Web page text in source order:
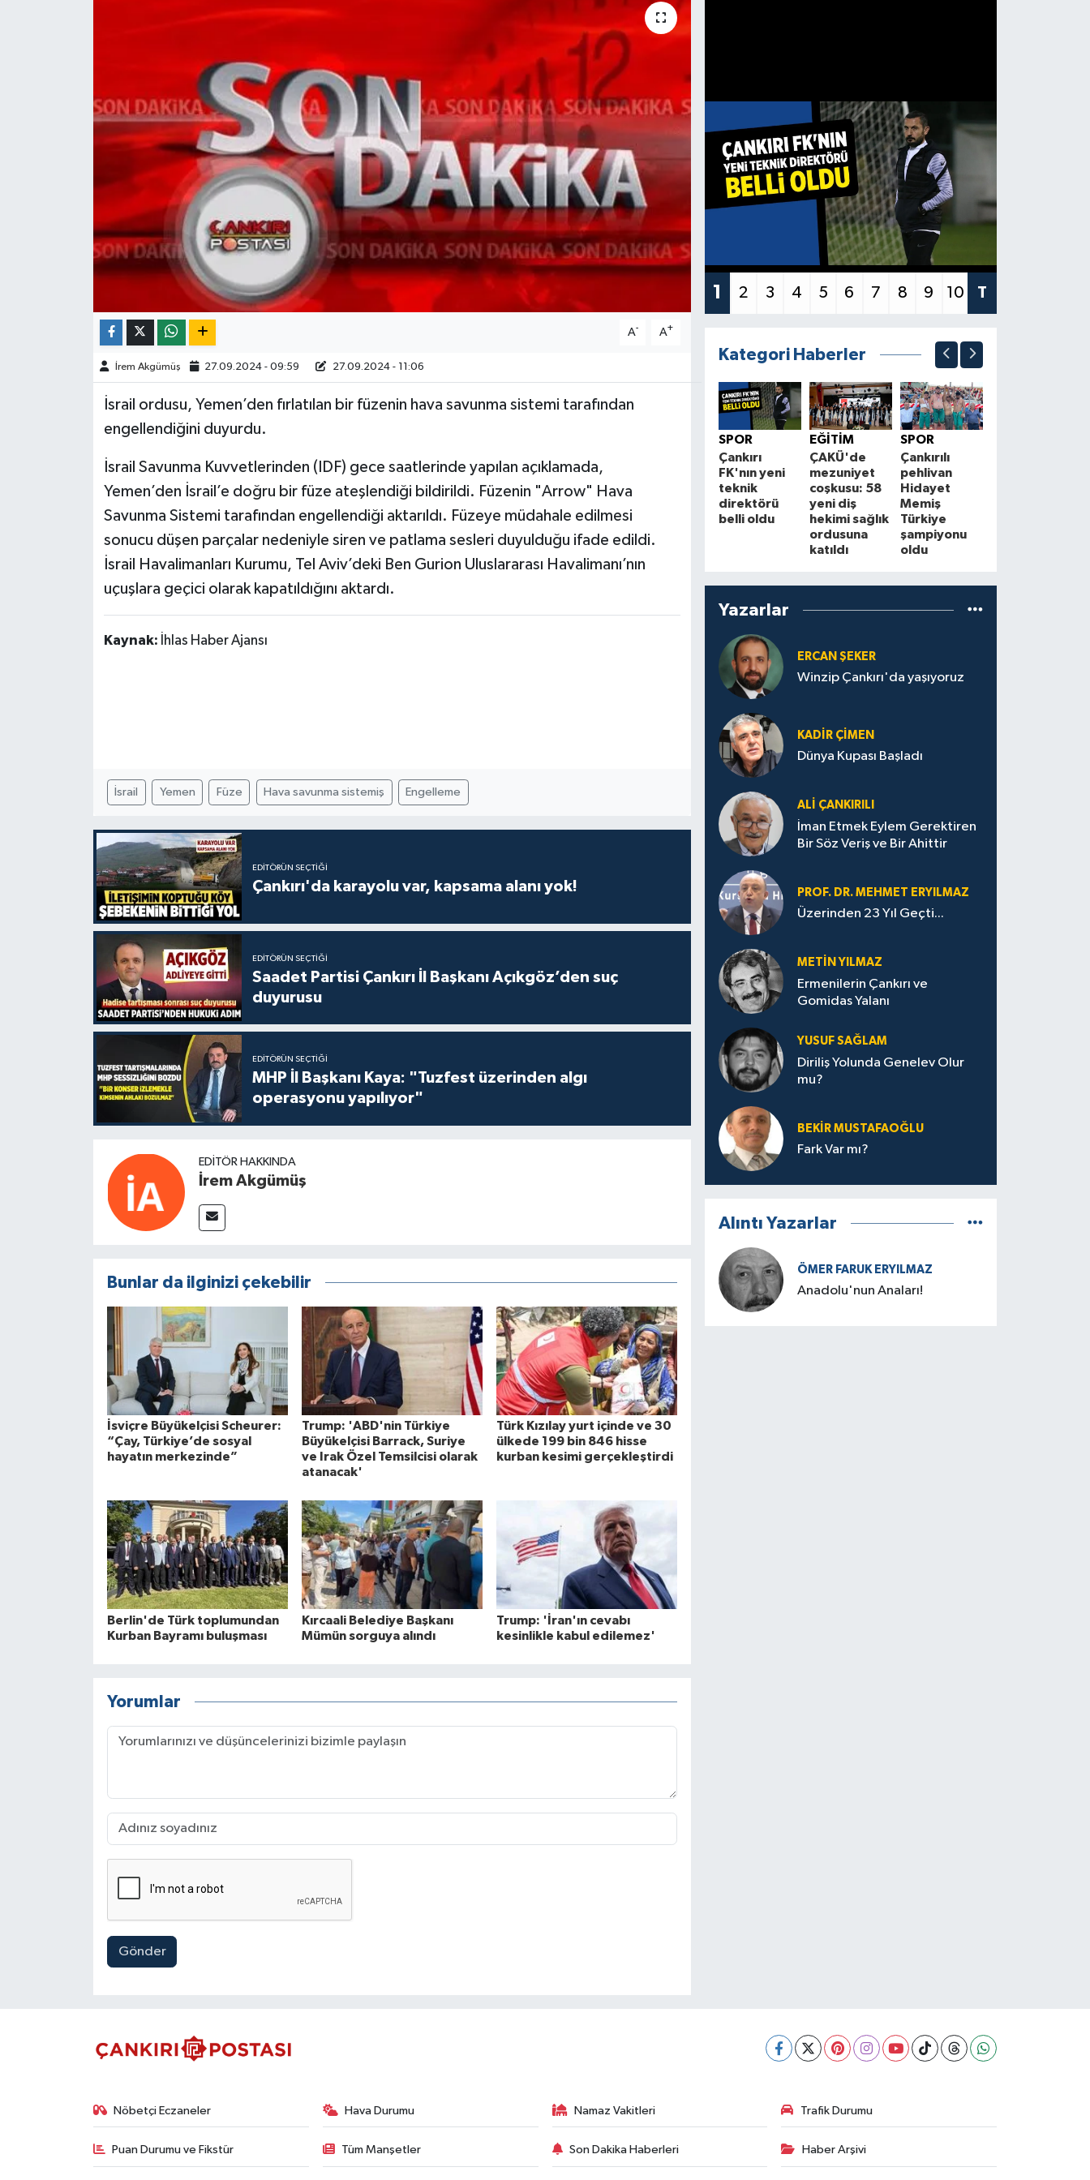
A- A+
İrem Akgümüş 27.09.2024 - 09:59 27.09.2024 - 11:06
İsrail ordusu, Yemen’den fırlatılan bir füzenin hava savunma sistemi tarafından
engellendiğini duyurdu.
İsrail Savunma Kuvvetlerinden (IDF) gece saatlerinde yapılan açıklamada,
Yemen’den İsrail’e doğru bir füze ateşlendiği bildirildi. Füzenin "Arrow" Hava
Savunma Sistemi tarafından engellendiği aktarıldı. Füzeye müdahale edilmesi
sonucu düşen parçalar nedeniyle siren ve patlama sesleri duyulduğu ifade edildi.
İsrail Havalimanları Kurumu, Tel Aviv’deki Ben Gurion Uluslararası Havalimanı’nın
uçuşlara geçici olarak kapatıldığını aktardı.
Kaynak: İhlas Haber Ajansı
İsrail Yemen Füze Hava savunma sistemiş Engelleme
EDITÖRÜN SEÇTIĞI
Çankırı'da karayolu var, kapsama alanı yok!
EDITÖRÜN SEÇTIĞI
Saadet Partisi Çankırı İl Başkanı Açıkgöz’den suç
duyurusu
EDITÖRÜN SEÇTIĞI
MHP İl Başkanı Kaya: "Tuzfest üzerinden algı
operasyonu yapılıyor"
EDITÖR HAKKINDA
İrem Akgümüş
Bunlar da ilginizi çekebilir
İsviçre Büyükelçisi Scheurer:
“Çay, Türkiye’de sosyal
hayatın merkezinde”
Trump: 'ABD'nin Türkiye
Büyükelçisi Barrack, Suriye
ve Irak Özel Temsilcisi olarak
atanacak'
Türk Kızılay yurt içinde ve 30
ülkede 199 bin 846 hisse
kurban kesimi gerçekleştirdi
Berlin'de Türk toplumundan
Kurban Bayramı buluşması
Kırcaali Belediye Başkanı
Mümün sorguya alındı
Trump: 'İran'ın cevabı
kesinlikle kabul edilemez'
Yorumlar
Gönder
1 2 3 4 5 6 7 8 9 10 T
Kategori Haberler
SPOR
Çankırı
FK'nın yeni
teknik
direktörü
belli oldu
EĞİTİM
ÇAKÜ'de
mezuniyet
coşkusu: 58
yeni diş
hekimi sağlık
ordusuna
katıldı
SPOR
Çankırılı
pehlivan
Hidayet
Memiş
Türkiye
şampiyonu
oldu
Yazarlar
ERCAN ŞEKER
Winzip Çankırı'da yaşıyoruz
KADIR ÇIMEN
Dünya Kupası Başladı
ALI ÇANKIRILI
İman Etmek Eylem Gerektiren
Bir Söz Veriş ve Bir Ahittir
PROF. DR. MEHMET ERYILMAZ
Üzerinden 23 Yıl Geçti...
METIN YILMAZ
Ermenilerin Çankırı ve
Gomidas Yalanı
YUSUF SAĞLAM
Diriliş Yolunda Genelev Olur
mu?
BEKIR MUSTAFAOĞLU
Fark Var mı?
Alıntı Yazarlar
ÖMER FARUK ERYILMAZ
Anadolu'nun Anaları!
Nöbetçi Eczaneler Hava Durumu Namaz Vakitleri Trafik Durumu
Puan Durumu ve Fikstür Tüm Manşetler Son Dakika Haberleri Haber Arşivi
RESMİ İLANLAR
MAGAZİN
BİLİM&TEKNOLOJİ